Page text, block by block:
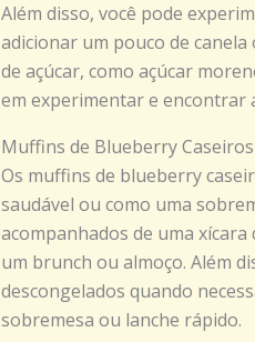
Além disso, você pode
adicionar um pouco de
de açúcar, como açúcar
em experimentar e encontrar
Muffins de Blueberry
Os muffins de blueberry
saudável ou como uma
acompanhados de uma
um brunch ou almoço. Além
descongelados quando
sobremesa ou lanche rápido.